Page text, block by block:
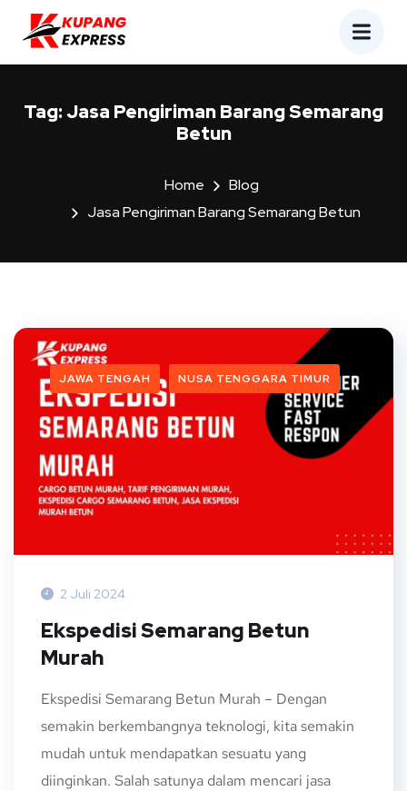
Tag:Jasa Pengiriman Barang Semarang
Betun
Home
Blog
Jasa Pengiriman Barang Semarang Betun
JAWA TENGAH NUSA TENGGARA TIMUR
2 Juli 2024
Ekspedisi Semarang Betun
Murah
Ekspedisi Semarang Betun Murah – Dengan
semakin berkembangnya teknologi, kita semakin
mudah untuk mendapatkan sesuatu yang
diinginkan. Salah satunya dalam mencari jasa